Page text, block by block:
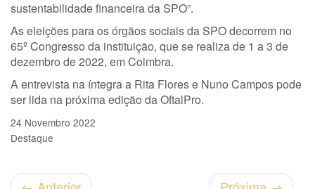
sustentabilidade financeira da SPO”.
As eleições para os órgãos sociais da SPO decorrem no
65º Congresso da instituição, que se realiza de 1 a 3 de
dezembro de 2022, em Coimbra.
A entrevista na íntegra a Rita Flores e Nuno Campos pode
ser lida na próxima edição da OftalPro.
24 Novembro 2022
Destaque